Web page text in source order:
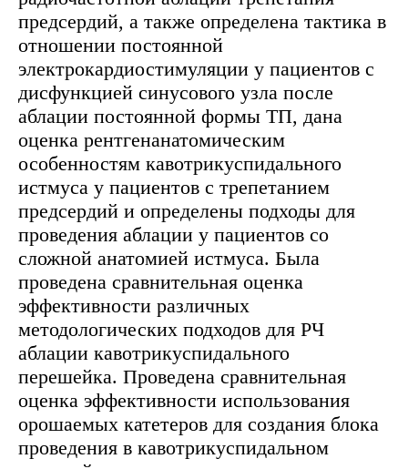
предсердий, а также определена тактика в
отношении постоянной
электрокардиостимуляции у пациентов с
дисфункцией синусового узла после
аблации постоянной формы ТП, дана
оценка рентгенанатомическим
особенностям кавотрикуспидального
истмуса у пациентов с трепетанием
предсердий и определены подходы для
проведения аблации у пациентов со
сложной анатомией истмуса. Была
проведена сравнительная оценка
эффективности различных
методологических подходов для РЧ
аблации кавотрикуспидального
перешейка. Проведена сравнительная
оценка эффективности использования
орошаемых катетеров для создания блока
проведения в кавотрикуспидальном